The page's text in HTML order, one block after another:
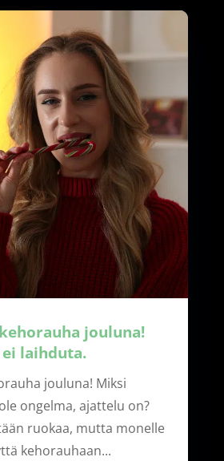
jouluna!
laihduta.
jouluna! Miksi
ongelma, ajattelu on?
ruokaa, mutta monelle
kehorauhaan...